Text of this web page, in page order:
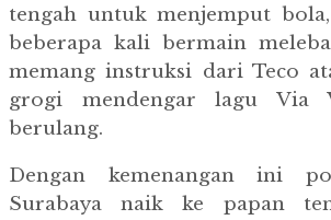
tengah untuk menjemput
beberapa kali bermain
memang instruksi dari Teco
grogi mendengar lagu Via
berulang.
Dengan kemenangan ini
Surabaya naik ke papan